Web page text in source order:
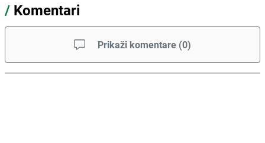
/ Komentari
Prikaži komentare (0)